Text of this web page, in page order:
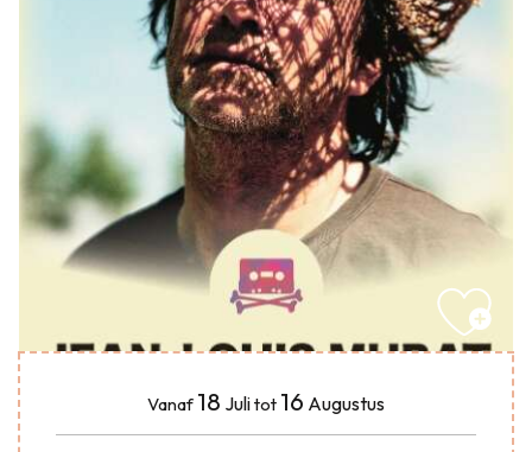
Vanaf 18 Julitot 16 Augustus